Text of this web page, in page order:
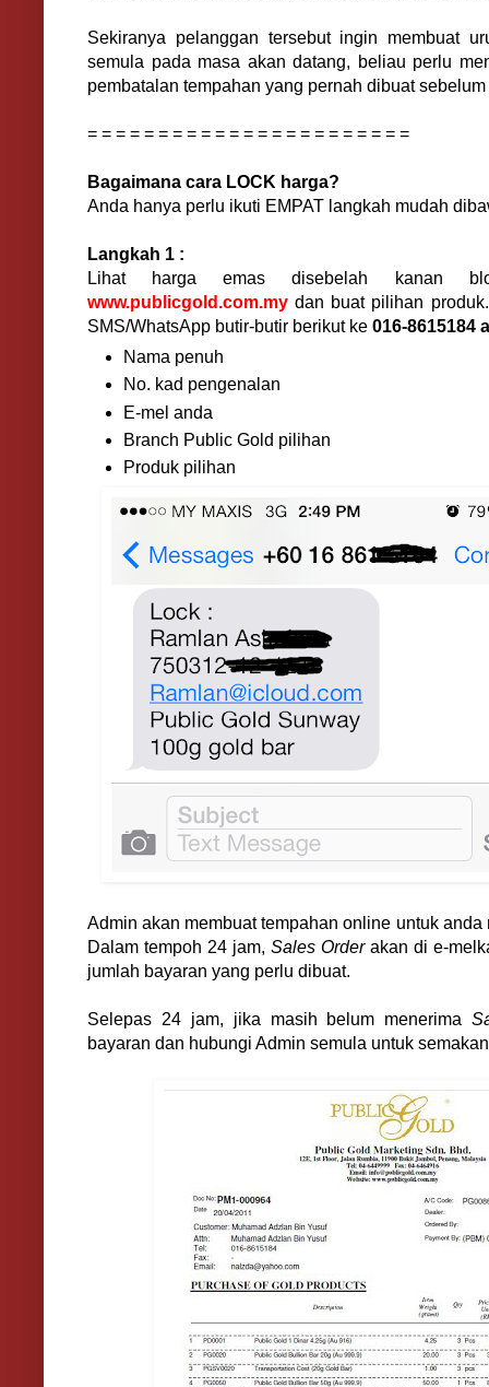
Sekiranya pelanggan tersebut ingin membuat
semula pada masa akan datang, beliau perlu
pembatalan tempahan yang pernah dibuat
= = = = = = = = = = = = = = = = = = = = = = =
Bagaimana cara LOCK harga?
Anda hanya perlu ikuti EMPAT langkah mudah
Langkah 1 :
Lihat harga emas disebelah kanan
www.publicgold.com.my dan buat pilihan
SMS/WhatsApp butir-butir berikut ke 016-8615184
Nama penuh
No. kad pengenalan
E-mel anda
Branch Public Gold pilihan
Produk pilihan
Admin akan membuat tempahan online untuk anda
Dalam tempoh 24 jam, Sales Orderakan di e-
jumlah bayaran yang perlu dibuat.
Selepas 24 jam, jika masih belum menerima
bayaran dan hubungi Admin semula untuk